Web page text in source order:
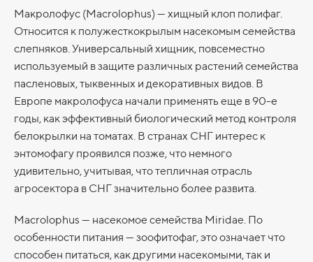
Макролофус (Macrolophus) — хищный клоп полифаг.
Относится к полужесткокрылым насекомым семейства
слепняков. Универсальный хищник, повсеместно
используемый в защите различных растений семейства
пасленовых, тыквенных и декоративных видов. В
Европе макролофуса начали применять еще в 90-е
годы, как эффективный биологический метод контроля
белокрылки на томатах. В странах СНГ интерес к
энтомофагу проявился позже, что немного
удивительно, учитывая, что тепличная отрасль
агросектора в СНГ значительно более развита.
Macrolophus — насекомое семейства Miridae. По
особенности питания — зоофитофаг, это означает что
способен питаться, как другими насекомыми, так и